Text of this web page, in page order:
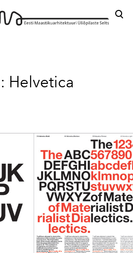
Vaata ostukorvi
Helvetica